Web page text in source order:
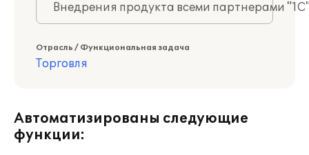
Внедрения продукта всеми партнерами
Отрасль / Функциональная задача
Торговля
Автоматизированы следующие
функции: